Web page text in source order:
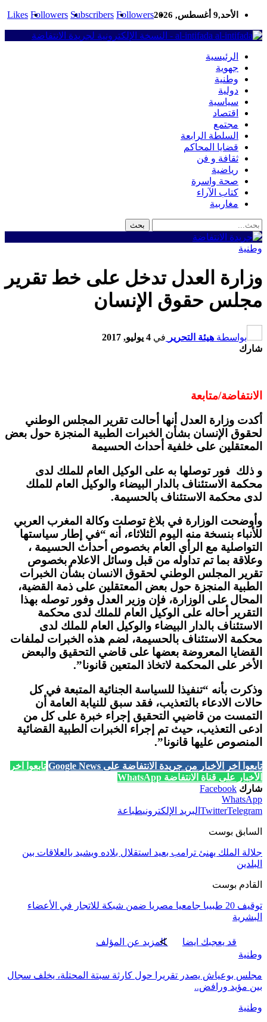
Likes Followers Subscribers Followers الأحد,9 أغسطس, 2026
al-intifada - النسخة الإلكترونية لجريدة الانتفاضة
الرئيسية
جهوية
وطنية
دولية
سياسية
اقتصاد
مجتمع
السلطة الرابعة
قضايا المحاكم
ثقافة و فن
رياضية
صحة واسرة
كتاب الآراء
مغاربية
وطنية
وزارة العدل تدخل على خط تقرير
مجلس حقوق الإنسان
بواسطة هيئة التحرير في 4 يوليو, 2017
شارك
الانتفاضة/متابعة
أكدت وزارة العدل أنها أحالت تقرير المجلس الوطني
لحقوق الإنسان بشأن الخبرات الطبية المنجزة حول بعض
المعتقلين على خلفية أحداث الحسيمة
و ذلك فور توصلها به على الوكيل العام للملك لدى
محكمة الاستئناف بالدار البيضاء والوكيل العام للملك
لدى محكمة الاستئناف بالحسيمة.
وأوضحت الوزارة في بلاغ توصلت وكالة المغرب العربي
للأنباء بنسخة منه اليوم الثلاثاء، أنه “في إطار سياستها
التواصلية مع الرأي العام بخصوص أحداث الحسيمة ،
وعلاقة بما تم تداوله من قبل وسائل الاعلام بخصوص
تقرير المجلس الوطني لحقوق الانسان بشأن الخبرات
الطبية المنجزة حول بعض المعتقلين على ذمة القضية،
المحال على الوزارة، فإن وزير العدل وفور توصله بهذا
التقرير أحاله على الوكيل العام للملك لدى محكمة
الاستئناف بالدار البيضاء والوكيل العام للملك لدى
محكمة الاستئناف بالحسيمة، لضم هذه الخبرات لملفات
القضايا المعروضة بعضها على قاضي التحقيق والبعض
الأخر على المحكمة لاتخاذ المتعين قانونا”.
وذكرت بأنه “تنفيذا للسياسة الجنائية المتبعة في كل
حالات الادعاء بالتعذيب، فقد سبق للنيابة العامة أن
التمست من قاضيي التحقيق إجراء خبرة على كل من
ادعى التعذيب، حيث تم إجراء الخبرات الطبية القضائية
المنصوص عليها قانونا”.
تابعوا آخر الأخبار من جريدة الانتفاضة على Google News
تابعوا آخر
الأخبار على قناة الانتفاضة WhatsApp
شارك Facebook
WhatsApp
TwitterTelegram البريد الإلكترونيطباعة
السابق بوست
جلالة الملك يهنئ ترامب بعيد استقلال بلاده ويشيد بالعلاقات بين
البلدين
القادم بوست
توقيف 20 طبيبا جامعيا مصريا ضمن شبكة للاتجار في الأعضاء
البشرية
قد يعجبك ايضا
المزيد عن المؤلف
وطنية
مجلس بوعياش يصدر تقريرا حول كارثة سبتة المحتلة، يخلف سجال
بين مؤيد ورافض..
وطنية